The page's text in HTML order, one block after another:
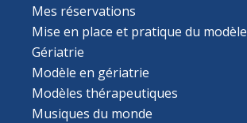
Mes réservations
Mise en place et pratique du modèle
Gériatrie
Modèle en gériatrie
Modèles thérapeutiques
Musiques du monde